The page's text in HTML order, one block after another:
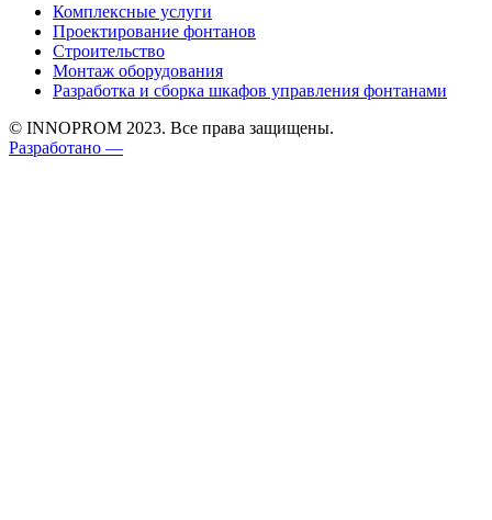
Комплексные услуги
Проектирование фонтанов
Строительство
Монтаж оборудования
Разработка и сборка шкафов управления фонтанами
© INNOPROM 2023. Все права защищены.
Разработано —